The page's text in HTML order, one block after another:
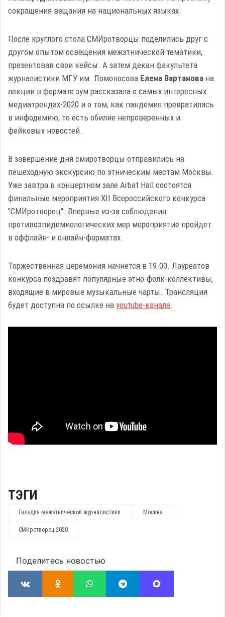
сокращения вещания на национальных языках.
После круглого стола СМИротворцы поделились друг с
другом опытом освещения межэтнической тематики,
презентовав свои кейсы. А затем декан факультета
журналистики МГУ им. Ломоносова Елена Вартанова на
лекции в формате зум рассказала о самых интересных
медиатрендах-2020 и о том, как пандемия превратилась
в инфодемию, то есть обилие непроверенных и
фейковых новостей.
В завершение дня смиротворцы отправились на
пешеходную экскурсию по этническим местам Москвы.
Уже завтра в концертном зале Arbat Hall состоятся
финальные мероприятия XII Всероссийского конкурса
"СМИротворец". Впервые из-за соблюдения
противоэпидемиологических мер мероприятие пройдет
в оффлайн- и онлайн-форматах.
Торжественная церемония начнется в 19.00. Лауреатов
конкурса поздравят популярные этно-фолк-коллективы,
входящие в мировые музыкальные чарты. Трансляция
будет доступна по ссылке на youtube-канале.
ТЭГИ
Гильдия межэтнической журналистики Москва
СМИротворец 2020
Поделитесь новостью